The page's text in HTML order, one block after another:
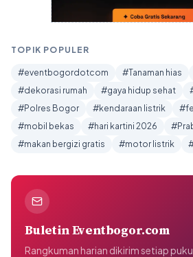
TOPIK POPULER
#eventbogordotcom #Tanaman hias
#dekorasi rumah
#gaya hidup sehat
#Polres Bogor
#kendaraan listrik
#mobil bekas
#hari kartini 2026
#makan bergizi gratis
#motor listrik
Buletin Eventbogor.com
Rangkuman harian dikirim setiap